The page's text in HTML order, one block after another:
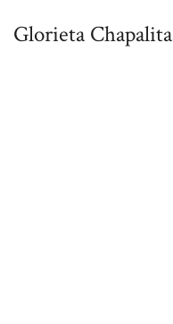
Glorieta Chapalita